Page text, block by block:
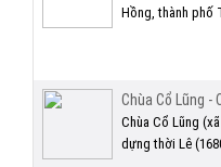
Hồng, thành phố
Chùa Cổ Lũng -
Chùa Cổ Lũng
dựng thời Lê